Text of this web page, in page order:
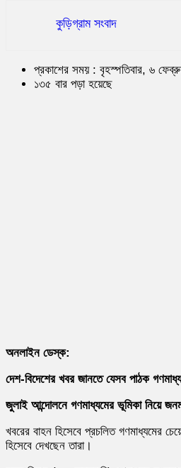
কুড়িগ্রাম সংবাদ
প্রকাশের সময় : বৃহস্পতিবার, ৬
১৩৫ বার পড়া হয়েছে
অনলাইন ডেস্ক:
দেশ-বিদেশের খবর জানতে যেসব পাঠক
জুলাই আন্দোলনে গণমাধ্যমের ভূমিকা নিয়ে
খবরের বাহন হিসেবে প্রচলিত গণমাধ্যমের
হিসেবে দেখছেন তারা।